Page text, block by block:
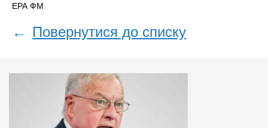
EРА ФМ
← Повернутися до списку